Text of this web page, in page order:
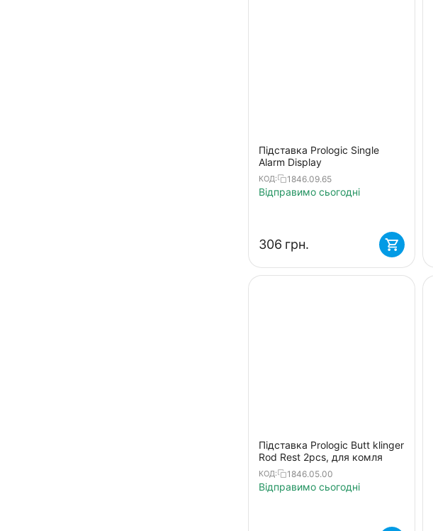
Підставка Prologic Single
Alarm Display
КОД: 1846.09.65
Відправимо сьогодні
‍306‍ грн.
Підставка Prologic Butt klinger
Rod Rest 2pcs, для комля
КОД: 1846.05.00
Відправимо сьогодні